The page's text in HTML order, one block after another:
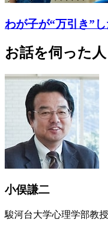
わが子が“万引き”
お話を伺った人
小俣謙二
駿河台大学心理学部教授